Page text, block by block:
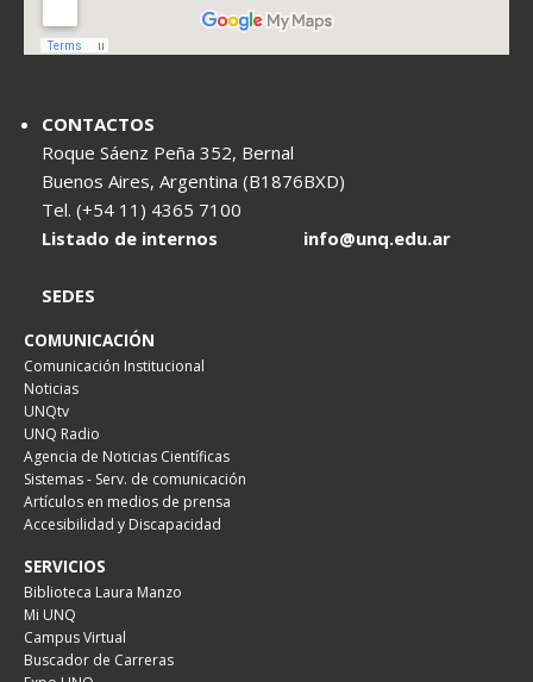
CONTACTOS
Roque Sáenz Peña 352, Bernal
Buenos Aires, Argentina (B1876BXD)
Tel. (+54 11) 4365 7100
Listado de internos
info@unq.edu.ar
SEDES
COMUNICACIÓN
Comunicación Institucional
Noticias
UNQtv
UNQ Radio
Agencia de Noticias Científicas
Sistemas - Serv. de comunicación
Artículos en medios de prensa
Accesibilidad y Discapacidad
SERVICIOS
Biblioteca Laura Manzo
Mi UNQ
Campus Virtual
Buscador de Carreras